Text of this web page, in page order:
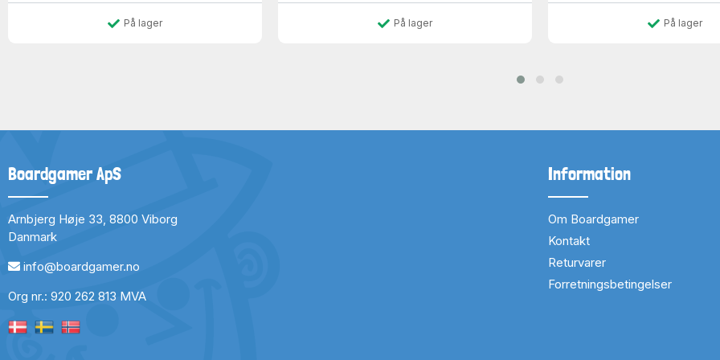
På lager På lager På lager
Boardgamer ApS
Arnbjerg Høje 33, 8800 Viborg
Danmark
info@boardgamer.no
Org nr.: 920 262 813 MVA
Information
Om Boardgamer
Kontakt
Returvarer
Forretningsbetingelser